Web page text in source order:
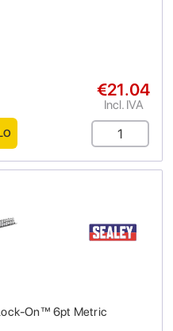
€21.04
Incl. IVA
On™ 6pt Metric